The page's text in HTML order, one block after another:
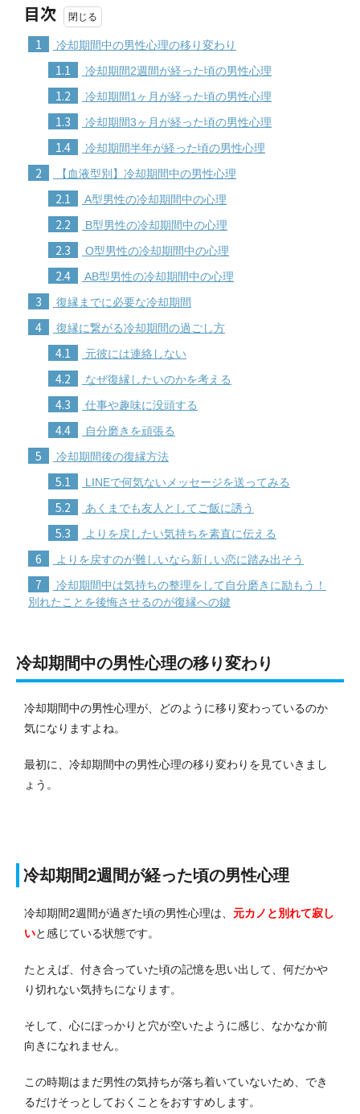
目次
1 冷却期間中の男性心理の移り変わり
1.1 冷却期間2週間が経った頃の男性心理
1.2 冷却期間1ヶ月が経った頃の男性心理
1.3 冷却期間3ヶ月が経った頃の男性心理
1.4 冷却期間半年が経った頃の男性心理
2 【血液型別】冷却期間中の男性心理
2.1 A型男性の冷却期間中の心理
2.2 B型男性の冷却期間中の心理
2.3 O型男性の冷却期間中の心理
2.4 AB型男性の冷却期間中の心理
3 復縁までに必要な冷却期間
4 復縁に繋がる冷却期間の過ごし方
4.1 元彼には連絡しない
4.2 なぜ復縁したいのかを考える
4.3 仕事や趣味に没頭する
4.4 自分磨きを頑張る
5 冷却期間後の復縁方法
5.1 LINEで何気ないメッセージを送ってみる
5.2 あくまでも友人としてご飯に誘う
5.3 よりを戻したい気持ちを素直に伝える
6 よりを戻すのが難しいなら新しい恋に踏み出そう
7
冷却期間中は気持ちの整理をして自分磨きに励もう！
別れたことを後悔させるのが復縁への鍵
冷却期間中の男性心理の移り変わり
冷却期間中の男性心理が、どのように移り変わっているのか
気になりますよね。
最初に、冷却期間中の男性心理の移り変わりを見ていきまし
ょう。
冷却期間2週間が経った頃の男性心理
冷却期間2週間が過ぎた頃の男性心理は、 元カノと別れて寂し
いと感じている状態です。
たとえば、付き合っていた頃の記憶を思い出して、何だかや
り切れない気持ちになります。
そして、心にぽっかりと穴が空いたように感じ、なかなか前
向きになれません。
この時期はまだ男性の気持ちが落ち着いていないため、でき
るだけそっとしておくことをおすすめします。